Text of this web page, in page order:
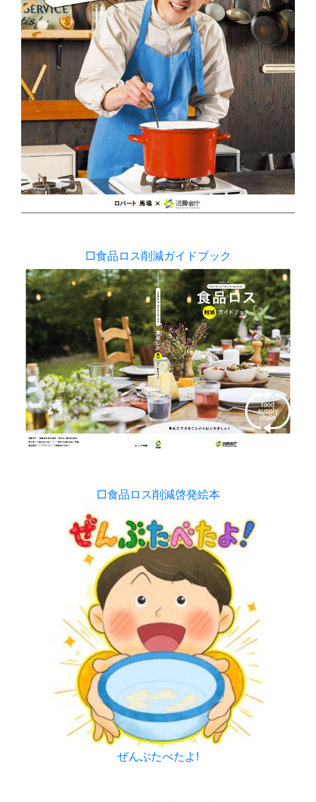
□食品ロス削減ガイドブック
□食品ロス削減啓発絵本
ぜんぶたべたよ!